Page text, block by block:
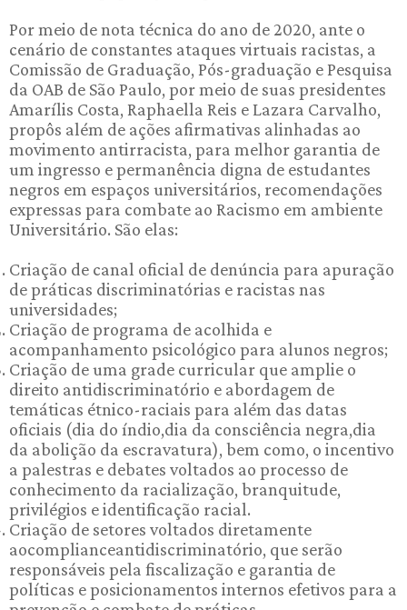
Por meio de nota técnica do ano de 2020, ante o
cenário de constantes ataques virtuais racistas, a
Comissão de Graduação, Pós-graduação e Pesquisa
da OAB de São Paulo, por meio de suas presidentes
Amarílis Costa, Raphaella Reis e Lazara Carvalho,
propôs além de ações afirmativas alinhadas ao
movimento antirracista, para melhor garantia de
um ingresso e permanência digna de estudantes
negros em espaços universitários, recomendações
expressas para combate ao Racismo em ambiente
Universitário. São elas:
Criação de canal oficial de denúncia para apuração
de práticas discriminatórias e racistas nas
universidades;
Criação de programa de acolhida e
acompanhamento psicológico para alunos negros;
Criação de uma grade curricular que amplie o
direito antidiscriminatório e abordagem de
temáticas étnico-raciais para além das datas
oficiais (dia do índio,dia da consciência negra,dia
da abolição da escravatura), bem como, o incentivo
a palestras e debates voltados ao processo de
conhecimento da racialização, branquitude,
privilégios e identificação racial.
Criação de setores voltados diretamente
aocomplianceantidiscriminatório, que serão
responsáveis pela fiscalização e garantia de
políticas e posicionamentos internos efetivos para a